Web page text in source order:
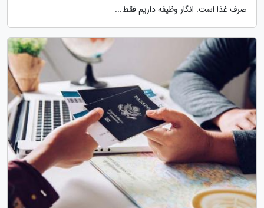
صرف غذا است. انگار وظیفه داریم فقط...